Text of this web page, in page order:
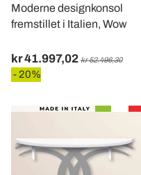
Moderne designkonsol
fremstillet i Italien, Wow
kr 41.997,02 kr 52.496,30
- 20%